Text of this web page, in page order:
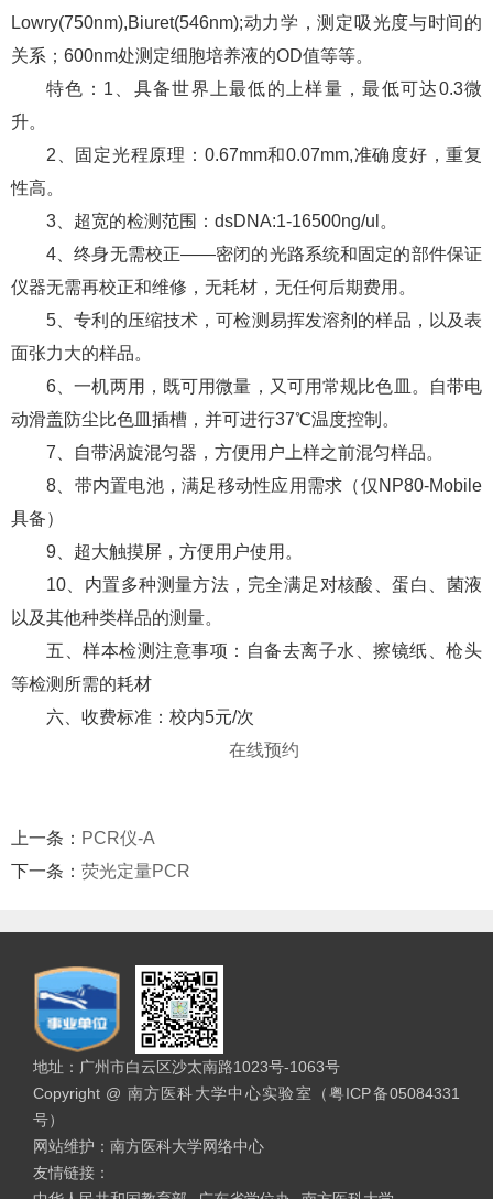
Lowry(750nm),Biuret(546nm);动力学，测定吸光度与时间的
关系；600nm处测定细胞培养液的OD值等等。
特色：1、具备世界上最低的上样量，最低可达0.3微
升。
2、固定光程原理：0.67mm和0.07mm,准确度好，重复
性高。
3、超宽的检测范围：dsDNA:1-16500ng/ul。
4、终身无需校正——密闭的光路系统和固定的部件保证
仪器无需再校正和维修，无耗材，无任何后期费用。
5、专利的压缩技术，可检测易挥发溶剂的样品，以及表
面张力大的样品。
6、一机两用，既可用微量，又可用常规比色皿。自带电
动滑盖防尘比色皿插槽，并可进行37℃温度控制。
7、自带涡旋混匀器，方便用户上样之前混匀样品。
8、带内置电池，满足移动性应用需求（仅NP80-Mobile
具备）
9、超大触摸屏，方便用户使用。
10、内置多种测量方法，完全满足对核酸、蛋白、菌液
以及其他种类样品的测量。
五、样本检测注意事项：自备去离子水、擦镜纸、枪头
等检测所需的耗材
六、收费标准：校内5元/次
在线预约
上一条： PCR仪-A
下一条： 荧光定量PCR
地址：广州市白云区沙太南路1023号-1063号
Copyright @ 南方医科大学中心实验室（粤ICP备05084331
号）
网站维护：南方医科大学网络中心
友情链接：